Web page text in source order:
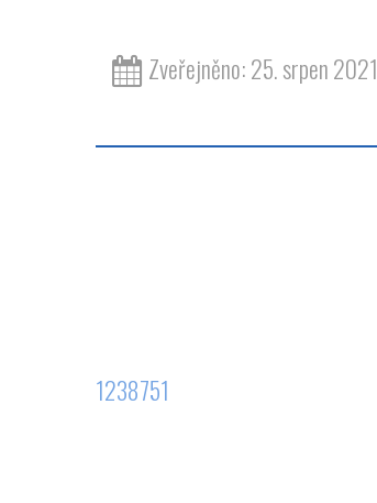
Zveřejněno: 25. srpen 2021
1238751